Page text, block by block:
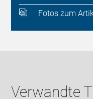
Fotos zum
Verwandte